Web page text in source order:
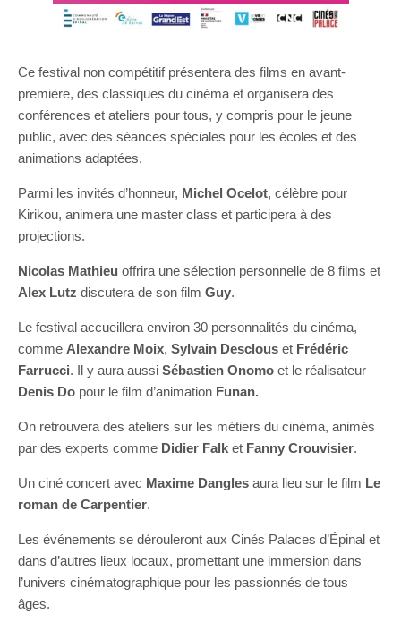
Ce festival non compétitif présentera des films en avant-
première, des classiques du cinéma et organisera des
conférences et ateliers pour tous, y compris pour le jeune
public, avec des séances spéciales pour les écoles et des
animations adaptées.
Parmi les invités d’honneur, Michel Ocelot, célèbre pour
Kirikou, animera une master class et participera à des
projections.
Nicolas Mathieu offrira une sélection personnelle de 8 films et
Alex Lutz discutera de son film Guy.
Le festival accueillera environ 30 personnalités du cinéma,
comme Alexandre Moix, Sylvain Desclous et Frédéric
Farrucci. Il y aura aussi Sébastien Onomo et le réalisateur
Denis Do pour le film d’animation Funan.
On retrouvera des ateliers sur les métiers du cinéma, animés
par des experts comme Didier Falk et Fanny Crouvisier.
Un ciné concert avec Maxime Dangles aura lieu sur le film Le
roman de Carpentier.
Les événements se dérouleront aux Cinés Palaces d’Épinal et
dans d’autres lieux locaux, promettant une immersion dans
l’univers cinématographique pour les passionnés de tous
âges.